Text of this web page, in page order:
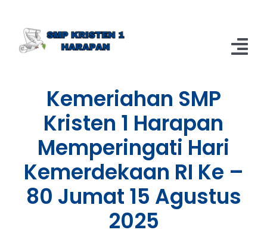
content
About
Kemeriahan SMP
Kristen 1 Harapan
Memperingati Hari
Kemerdekaan RI Ke –
80 Jumat 15 Agustus
2025